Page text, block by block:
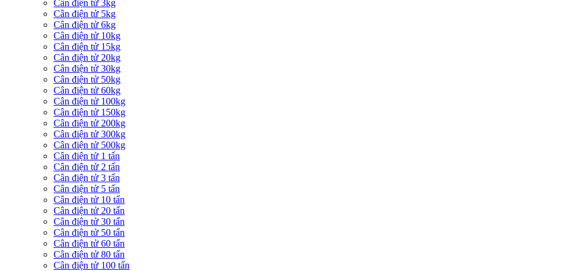
Cân điện tử 3kg
Cân điện tử 5kg
Cân điện tử 6kg
Cân điện tử 10kg
Cân điện tử 15kg
Cân điện tử 20kg
Cân điện tử 30kg
Cân điện tử 50kg
Cân điện tử 60kg
Cân điện tử 100kg
Cân điện tử 150kg
Cân điện tử 200kg
Cân điện tử 300kg
Cân điện tử 500kg
Cân điện tử 1 tấn
Cân điện tử 2 tấn
Cân điện tử 3 tấn
Cân điện tử 5 tấn
Cân điện tử 10 tấn
Cân điện tử 20 tấn
Cân điện tử 30 tấn
Cân điện tử 50 tấn
Cân điện tử 60 tấn
Cân điện tử 80 tấn
Cân điện tử 100 tấn